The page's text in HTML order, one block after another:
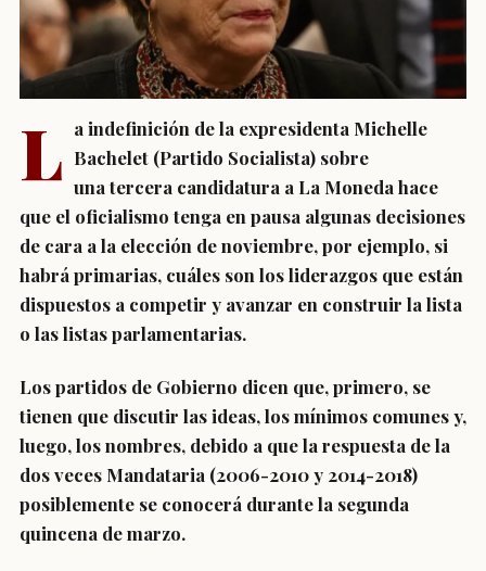
L a indefinición de la expresidenta Michelle
Bachelet (Partido Socialista) sobre
una tercera candidatura a La Moneda hace
que el oficialismo tenga en pausa algunas decisiones
de cara a la elección de noviembre, por ejemplo, si
habrá primarias, cuáles son los liderazgos que están
dispuestos a competir y avanzar en construir la lista
o las listas parlamentarias.
Los partidos de Gobierno dicen que,primero, se
tienen que discutir las ideas, los mínimos comunes y,
luego, los nombres, debido a que la respuesta de la
dos veces Mandataria (2006-2010 y 2014-2018)
posiblemente se conocerá durante la segunda
quincena de marzo.